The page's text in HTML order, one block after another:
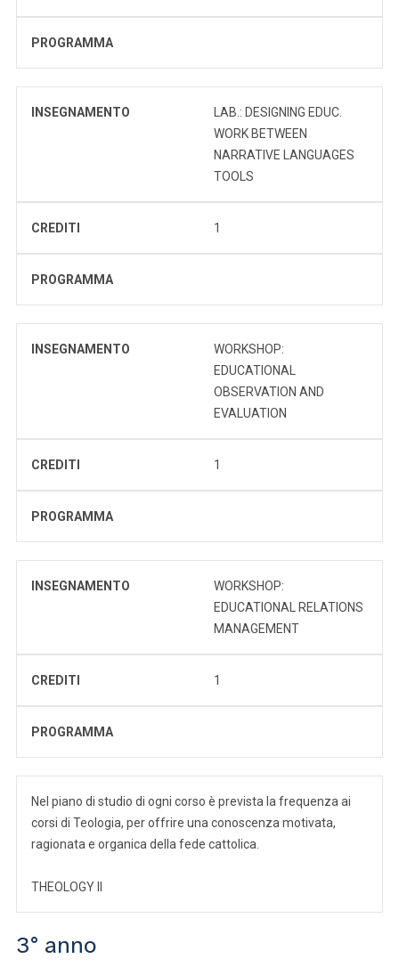
PROGRAMMA
INSEGNAMENTO
LAB.: DESIGNING EDUC.
WORK BETWEEN
NARRATIVE LANGUAGES
TOOLS
CREDITI 1
PROGRAMMA
INSEGNAMENTO
WORKSHOP:
EDUCATIONAL
OBSERVATION AND
EVALUATION
CREDITI 1
PROGRAMMA
INSEGNAMENTO
WORKSHOP:
EDUCATIONAL RELATIONS
MANAGEMENT
CREDITI 1
PROGRAMMA
Nel piano di studio di ogni corso è prevista la frequenza ai
corsi di Teologia, per offrire una conoscenza motivata,
ragionata e organica della fede cattolica.
THEOLOGY II
3° anno